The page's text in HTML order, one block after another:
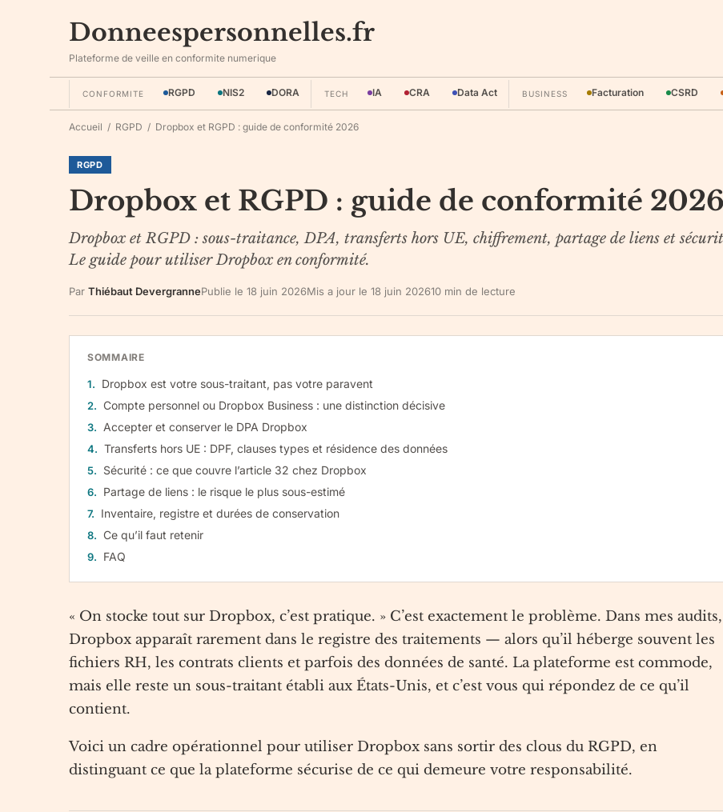
Donneespersonnelles.fr
Plateforme de veille en conformite numerique
CONFORMITE RGPD NIS2 DORA TECH IA CRA Data Act BUSINESS Facturation CSRD
Accueil / RGPD / Dropbox et RGPD : guide de conformité 2026
RGPD
Dropbox et RGPD : guide de conformité 2026
Dropbox et RGPD : sous-traitance, DPA, transferts hors UE, chiffrement, partage de liens et
Le guide pour utiliser Dropbox en conformité.
Par Thiébaut DevergrannePublie le 18 juin 2026Mis a jour le 18 juin 202610 min de lecture
SOMMAIRE
Dropbox est votre sous-traitant, pas votre paravent
Compte personnel ou Dropbox Business : une distinction décisive
Accepter et conserver le DPA Dropbox
Transferts hors UE : DPF, clauses types et résidence des données
Sécurité : ce que couvre l’article 32 chez Dropbox
Partage de liens : le risque le plus sous-estimé
Inventaire, registre et durées de conservation
Ce qu’il faut retenir
FAQ
« On stocke tout sur Dropbox, c’est pratique. » C’est exactement le problème. Dans mes audits,
Dropbox apparaît rarement dans le registre des traitements — alors qu’il héberge souvent les
fichiers RH, les contrats clients et parfois des données de santé. La plateforme est commode,
mais elle reste un sous-traitant établi aux États-Unis, et c’est vous qui répondez de ce qu’il
contient.
Voici un cadre opérationnel pour utiliser Dropbox sans sortir des clous du RGPD, en
distinguant ce que la plateforme sécurise de ce qui demeure votre responsabilité.